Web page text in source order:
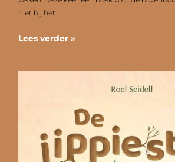
niet bij het
Lees verder »